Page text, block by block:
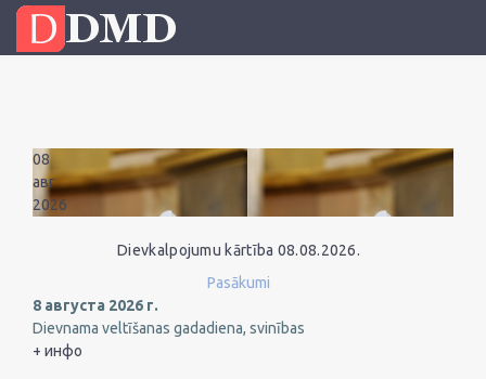
08
авг
2026
Dievkalpojumu kārtība 08.08.2026.
Pasākumi
8 августа 2026 г.
Dievnama veltīšanas gadadiena, svinības
+ инфо